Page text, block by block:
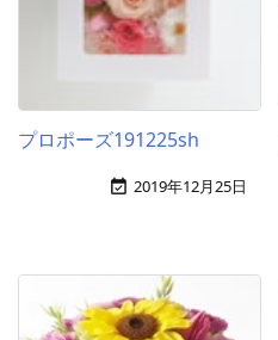
プロポーズ191225sh
 2019年12月25日